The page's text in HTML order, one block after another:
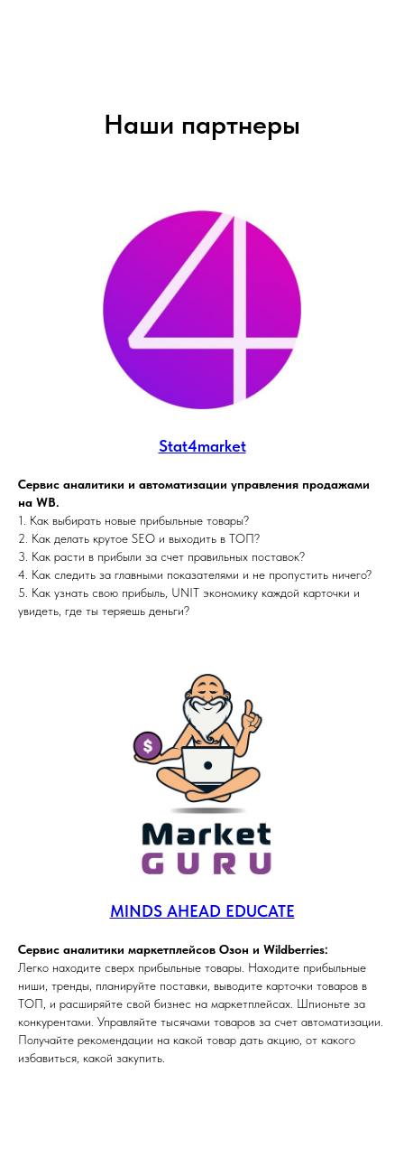
Наши партнеры
Stat4market
Сервис аналитики и автоматизации управления продажами
на WB.
1. Как выбирать новые прибыльные товары?
2. Как делать крутое SEO и выходить в ТОП?
3. Как расти в прибыли за счет правильных поставок?
4. Как следить за главными показателями и не пропустить ничего?
5. Как узнать свою прибыль, UNIT экономику каждой карточки и
увидеть, где ты теряешь деньги?
MINDS AHEAD EDUCATE
Сервис аналитики маркетплейсов Озон и Wildberries:
Легко находите сверх прибыльные товары. Находите прибыльные
ниши, тренды, планируйте поставки, выводите карточки товаров в
ТОП, и расширяйте свой бизнес на маркетплейсах. Шпионьте за
конкурентами. Управляйте тысячами товаров за счет автоматизации.
Получайте рекомендации на какой товар дать акцию, от какого
избавиться, какой закупить.